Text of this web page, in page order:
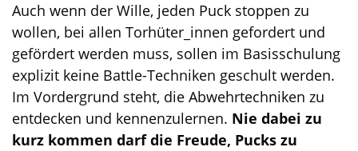
Auch wenn der Wille, jeden Puck stoppen zu
wollen, bei allen Torhüter_innen gefordert und
gefördert werden muss, sollen im Basisschulung
explizit keine Battle-Techniken geschult werden.
Im Vordergrund steht, die Abwehrtechniken zu
entdecken und kennenzulernen. Nie dabei zu
kurz kommen darf die Freude, Pucks zu